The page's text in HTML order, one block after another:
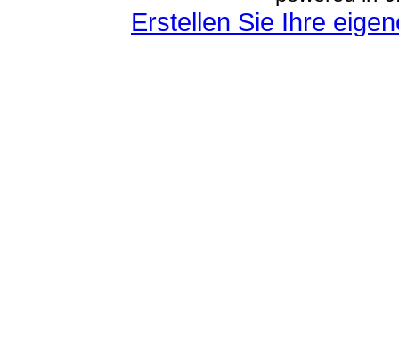
Erstellen Sie Ihre